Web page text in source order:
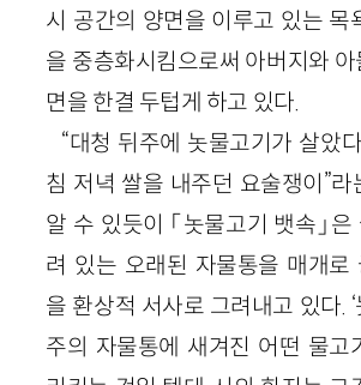
시 공간의 양면을 이루고 있는 목
을 중층화시킴으로써 아버지와
면을 한결 두텁게 하고 있다.
“대청 뒤주에 놋물고기가 살았
침 저녁 쌀을 내주던 요술쟁이”라
알 수 있듯이 「놋물고기 뱃속」
려 있는 오래된 자물통을 매개로
을 환상적 서사로 그려내고 있다. ‘
주의 자물통에 새겨진 어떤 물고